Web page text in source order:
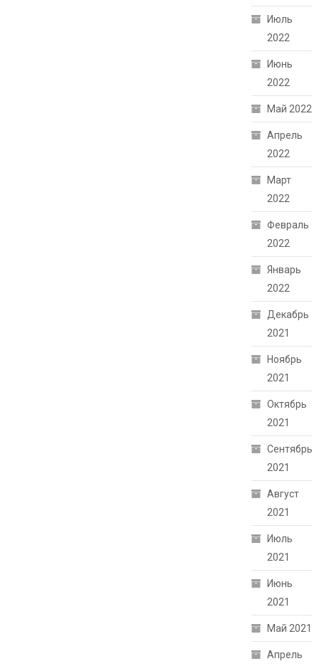
Июль
2022
Июнь
2022
Май 2022
Апрель
2022
Март
2022
Февраль
2022
Январь
2022
Декабрь
2021
Ноябрь
2021
Октябрь
2021
Сентябрь
2021
Август
2021
Июль
2021
Июнь
2021
Май 2021
Апрель